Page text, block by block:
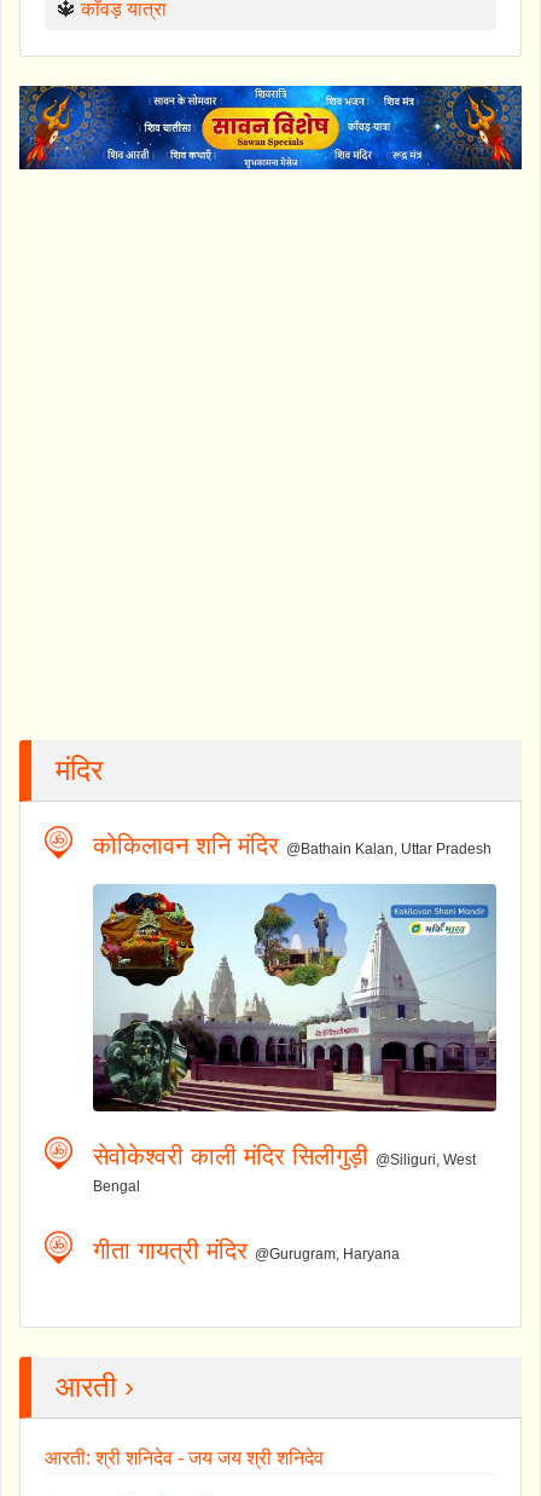
🔱काँवड़ यात्रा
मंदिर
कोकिलावन शनि मंदिर @Bathain Kalan, Uttar Pradesh
सेवोकेश्वरी काली मंदिर सिलीगुड़ी @Siliguri, West
Bengal
गीता गायत्री मंदिर @Gurugram, Haryana
आरती ›
आरती: श्री शनिदेव - जय जय श्री शनिदेव